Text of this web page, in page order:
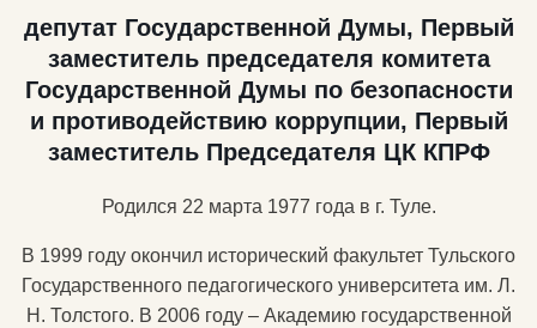
депутат Государственной Думы, Первый
заместитель председателя комитета
Государственной Думы по безопасности
и противодействию коррупции, Первый
заместитель Председателя ЦК КПРФ
Родился 22 марта 1977 года в г. Туле.
В 1999 году окончил исторический факультет Тульского
Государственного педагогического университета им. Л.
Н. Толстого. В 2006 году – Академию государственной